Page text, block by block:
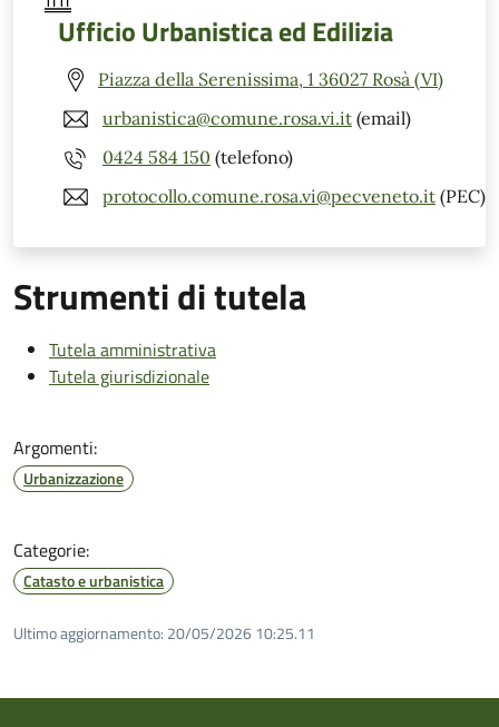
Ufficio Urbanistica ed Edilizia
Piazza della Serenissima, 1 36027 Rosà (VI)
urbanistica@comune.rosa.vi.it (email)
0424 584 150 (telefono)
protocollo.comune.rosa.vi@pecveneto.it (PEC)
Strumenti di tutela
Tutela amministrativa
Tutela giurisdizionale
Argomenti:
Urbanizzazione
Categorie:
Catasto e urbanistica
Ultimo aggiornamento: 20/05/2026 10:25.11